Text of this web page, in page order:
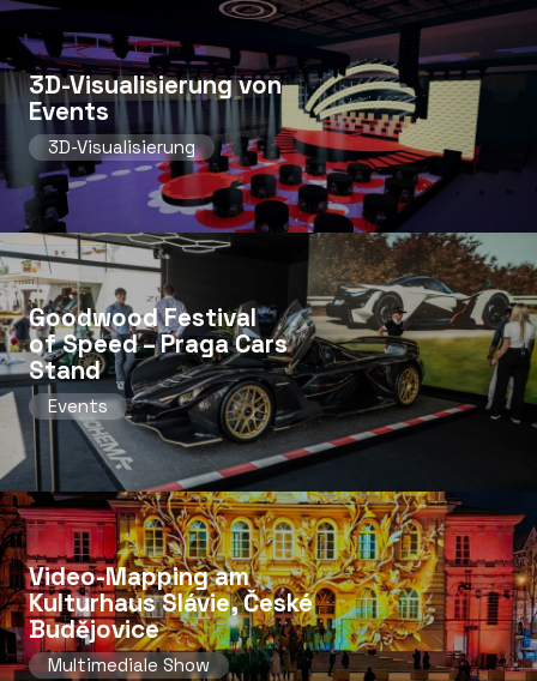
3D-Visualisierung von
Events
3D-Visualisierung
Goodwood Festival
of Speed ​​– Praga Cars
Stand
Events
Video-Mapping am
Kulturhaus Slávie, České
Budějovice
Multimediale Show